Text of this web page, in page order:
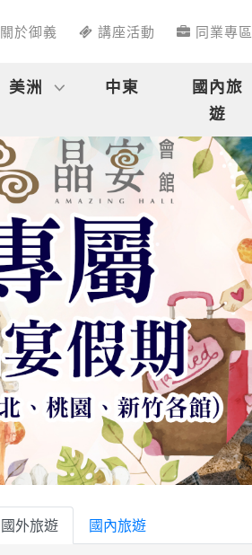
關於御義 講座活動 同業專區
美洲 中東
國內旅
遊
國外旅遊 國內旅遊